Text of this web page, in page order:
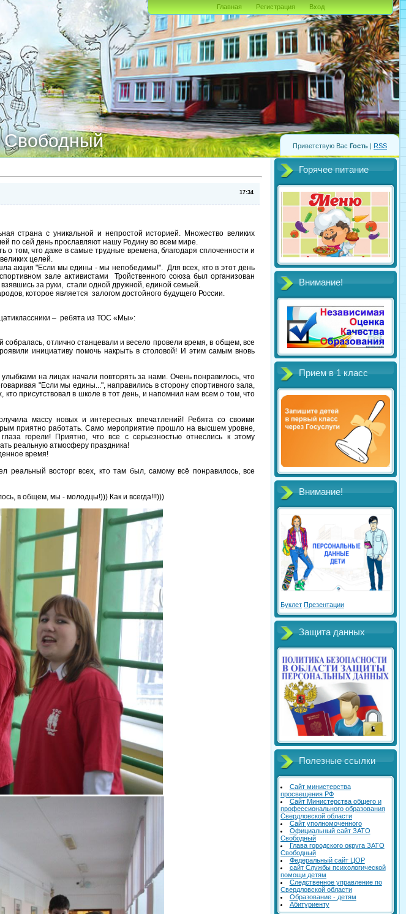
Приветствую Вас Гость | RSS
Главная Регистрация Вход
17:34
страна с уникальной и непростой историей. Множество великих
по сей день прославляют нашу Родину во всем мире.
о том, что даже в самые трудные времена, благодаря сплоченности и
целей.
акция "Если мы едины - мы непобедимы!". Для всех, кто в этот день
зале активистами Тройственного союза был организован
за руки, стали одной дружной, единой семьей.
которое является залогом достойного будущего России.
– ребята из ТОС «Мы»:
отлично станцевали и весело провели время, в общем, все
инициативу помочь накрыть в столовой! И этим самым вновь
на лицах начали повторять за нами. Очень понравилось, что
"Если мы едины...", направились в сторону спортивного зала,
присутствовал в школе в тот день, и напомнил нам всем о том, что
массу новых и интересных впечатлений! Ребята со своими
приятно работать. Само мероприятие прошло на высшем уровне,
горели! Приятно, что все с серьезностью отнеслись к этому
реальную атмосферу праздника!
время!
восторг всех, кто там был, самому всё понравилось, все
в общем, мы - молодцы!))) Как и всегда!!!)))
Горячее питание
Внимание!
Прием в 1 класс
Внимание!
Буклет Презентации
Защита данных
Полезные ссылки
Сайт министерства
просвещения РФ
Сайт Министерства общего и
профессионального образования
Свердловской области
Сайт уполномоченного
Официальный сайт ЗАТО
Свободный
Глава городского округа ЗАТО
Свободный
Федеральный сайт ЦОР
сайт Службы психологической
помощи детям
Следственное управление по
Свердловской области
Образование - детям
Абитуриенту